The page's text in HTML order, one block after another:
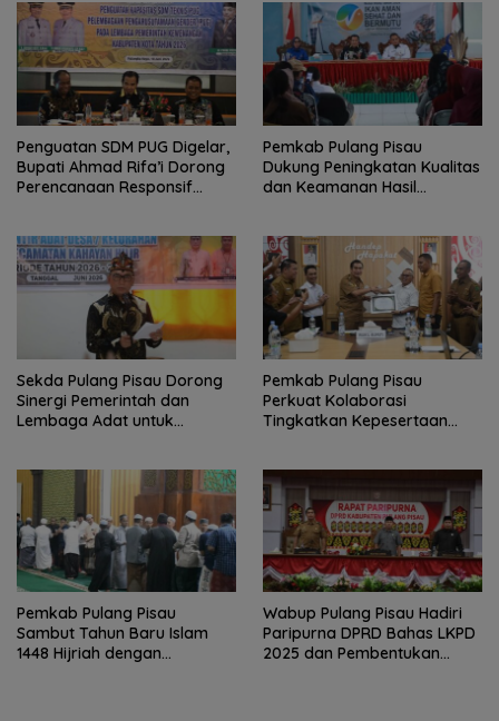
Penguatan SDM PUG Digelar,
Bupati Ahmad Rifa’i Dorong
Perencanaan Responsif
Pemkab Pulang Pisau
Dukung Peningkatan Kualitas
dan Keamanan Hasil
Sekda Pulang Pisau Dorong
Sinergi Pemerintah dan
Lembaga Adat untuk
Pemkab Pulang Pisau
Perkuat Kolaborasi
Tingkatkan Kepesertaan
Pemkab Pulang Pisau
Sambut Tahun Baru Islam
1448 Hijriah dengan
Wabup Pulang Pisau Hadiri
Paripurna DPRD Bahas LKPD
2025 dan Pembentukan